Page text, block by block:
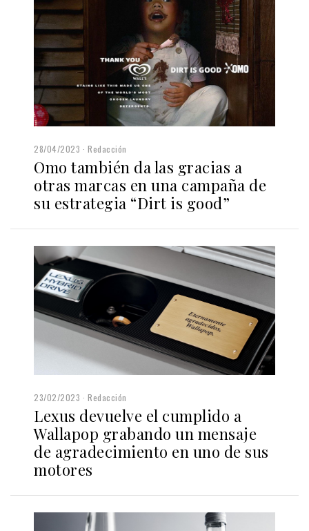
28/04/2023 Redacción
Omo también da las gracias a
otras marcas en una campaña de
su estrategia “Dirt is good”
23/02/2023 Redacción
Lexus devuelve el cumplido a
Wallapop grabando un mensaje
de agradecimiento en uno de sus
motores